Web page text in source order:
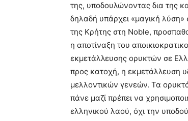
της, υποδουλώνοντας δια της
δηλαδή υπάρχει «μαγική
της Κρήτης στη Noble,
η αποτίναξη του
εκμετάλλευσης ορυκτών σε
προς κατοχή, η εκμετάλλευση
μελλοντικών γενεών. Τα
πάνε μαζί πρέπει να
ελληνικού λαού, όχι την